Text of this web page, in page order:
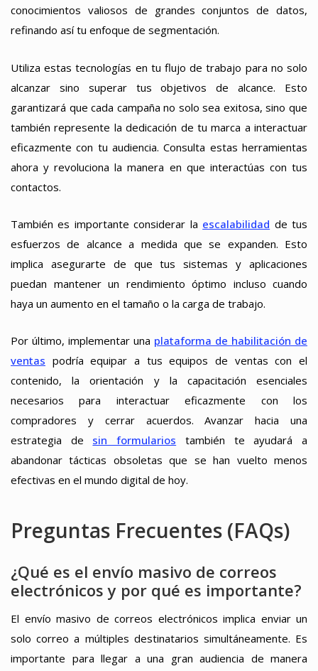
conocimientos valiosos de grandes conjuntos de datos,
refinando así tu enfoque de segmentación.
Utiliza estas tecnologías en tu flujo de trabajo para no solo
alcanzar sino superar tus objetivos de alcance. Esto
garantizará que cada campaña no solo sea exitosa, sino que
también represente la dedicación de tu marca a interactuar
eficazmente con tu audiencia. Consulta estas herramientas
ahora y revoluciona la manera en que interactúas con tus
contactos.
También es importante considerar la escalabilidad de tus
esfuerzos de alcance a medida que se expanden. Esto
implica asegurarte de que tus sistemas y aplicaciones
puedan mantener un rendimiento óptimo incluso cuando
haya un aumento en el tamaño o la carga de trabajo.
Por último, implementar una plataforma de habilitación de
ventas podría equipar a tus equipos de ventas con el
contenido, la orientación y la capacitación esenciales
necesarios para interactuar eficazmente con los
compradores y cerrar acuerdos. Avanzar hacia una
estrategia de sin formularios también te ayudará a
abandonar tácticas obsoletas que se han vuelto menos
efectivas en el mundo digital de hoy.
Preguntas Frecuentes (FAQs)
¿Qué es el envío masivo de correos
electrónicos y por qué es importante?
El envío masivo de correos electrónicos implica enviar un
solo correo a múltiples destinatarios simultáneamente. Es
importante para llegar a una gran audiencia de manera